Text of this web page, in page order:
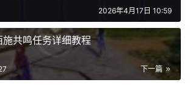
2026年4月17日 10:59
共鸣任务详细教程
下一篇